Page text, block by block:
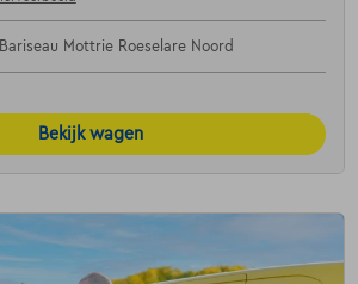
Bariseau Mottrie Roeselare Noord
Bekijk wagen